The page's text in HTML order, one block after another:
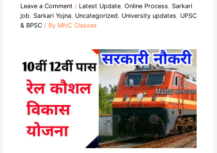
Leave a Comment / Latest Update, Online Process, Sarkari
job, Sarkari Yojna, Uncategorized, University updates, UPSC
& BPSC/ By MNC Classes